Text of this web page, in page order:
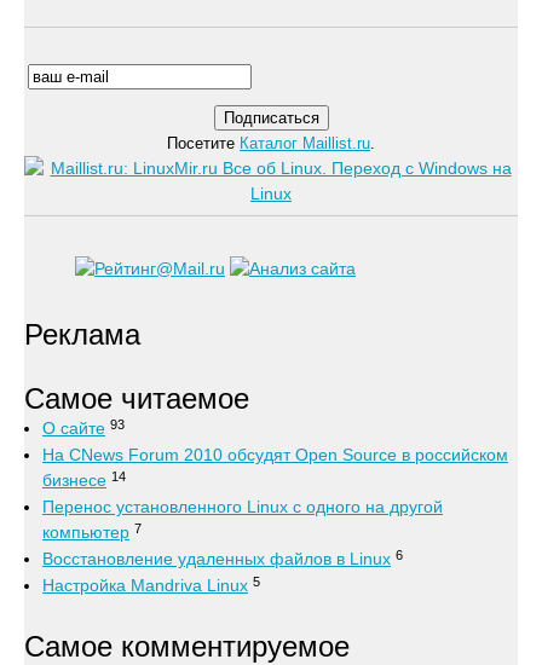
Посетите Каталог Maillist.ru.
Реклама
Самое читаемое
О сайте 93
На CNews Forum 2010 обсудят Open Source в российском
бизнесе 14
Перенос установленного Linux с одного на другой
компьютер 7
Восстановление удаленных файлов в Linux 6
Настройка Mandriva Linux 5
Самое комментируемое